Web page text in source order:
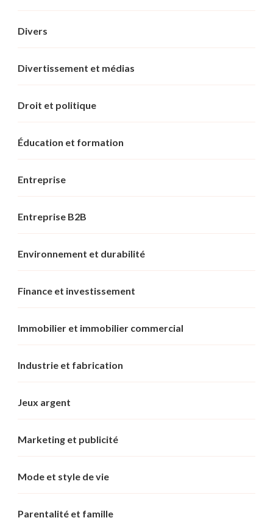
Divers
Divertissement et médias
Droit et politique
Éducation et formation
Entreprise
Entreprise B2B
Environnement et durabilité
Finance et investissement
Immobilier et immobilier commercial
Industrie et fabrication
Jeux argent
Marketing et publicité
Mode et style de vie
Parentalité et famille